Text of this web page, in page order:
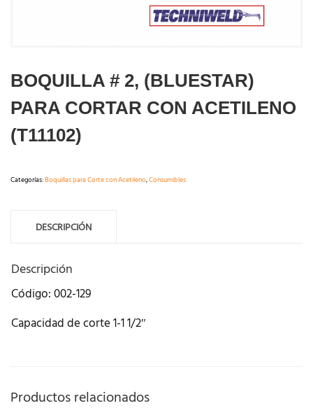
BOQUILLA # 2, (BLUESTAR)
PARA CORTAR CON ACETILENO
(T11102)
Categorías:Boquillas para Corte con Acetileno,Consumibles
DESCRIPCIÓN
Descripción
Código: 002-129
Capacidad de corte 1-1 1/2″
Productos relacionados